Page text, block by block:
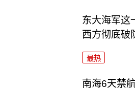
东大海军这
西方彻底破
最热
南海6天禁